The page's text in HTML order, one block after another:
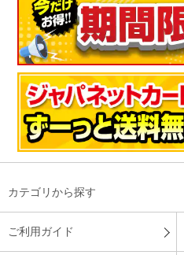
カテゴリから探す
ご利用ガイド